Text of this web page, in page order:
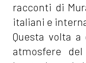
racconti di
italiani e
Questa volta
atmosfere